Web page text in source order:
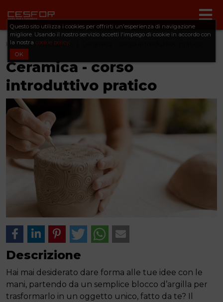
Home Formazione
Ceramica - corso
introduttivo pratico
Descrizione
Hai mai desiderato dare forma alle tue idee con le
mani, partendo da un semplice blocco d’argilla per
trasformarlo in un oggetto unico, fatto da te? Il
Questo sito utilizza i cookies per offrirti un'esperienza di navigazione
migliore. Usando il nostro servizio accetti l'impiego di cookie in accordo con
la nostra cookie policy.
OK